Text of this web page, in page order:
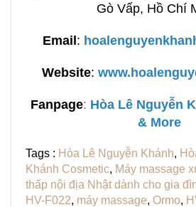
Gò Vấp, Hồ Chí
Email:
Website:
Fanpage: Hòa Lê Nguyễn
& More
Tags : Hòa Lê Nguyễn Khánh,
Khánh Cosmetic, Máy massage
thấp nội địa Nhật dành cho gia
HV-F022, máy massage, Ormo,